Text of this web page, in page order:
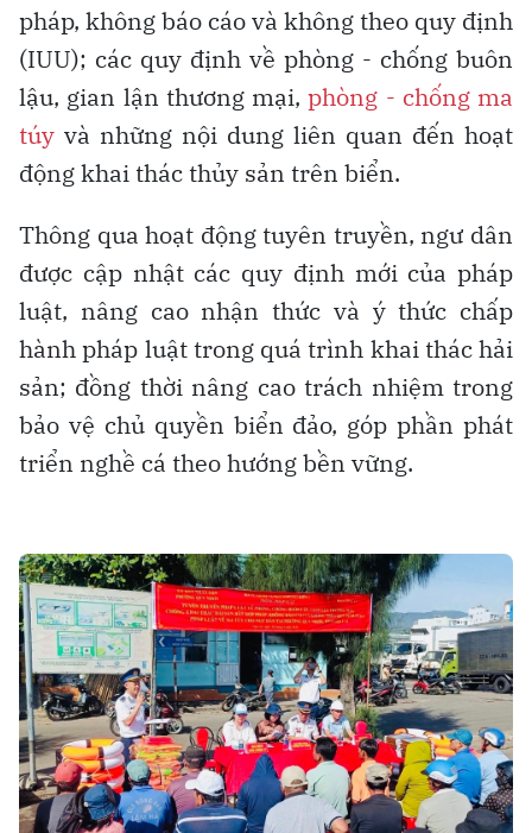
pháp, không báo cáo và không theo quy định
(IUU); các quy định về phòng - chống buôn
lậu, gian lận thương mại,phòng - chống ma
túy và những nội dung liên quan đến hoạt
động khai thác thủy sản trên biển.
Thông qua hoạt động tuyên truyền, ngư dân
được cập nhật các quy định mới của pháp
luật, nâng cao nhận thức và ý thức chấp
hành pháp luật trong quá trình khai thác hải
sản; đồng thời nâng cao trách nhiệm trong
bảo vệ chủ quyền biển đảo, góp phần phát
triển nghề cá theo hướng bền vững.